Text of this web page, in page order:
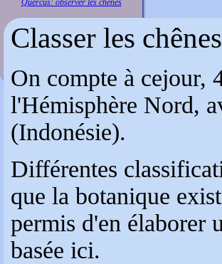
Quercus: observer les chênes
Classer les chênes
On compte à cejour,
l'Hémisphère Nord,
(Indonésie).
Différentes
que la botanique
permis d'en élaborer
basée ici.